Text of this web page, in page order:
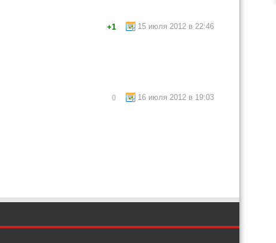
15 июля 2012 в 22:46
+1
16 июля 2012 в 19:03
0